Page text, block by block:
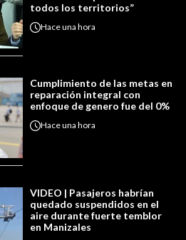
todos los territorios”
Haceuna hora
Cumplimiento de las metas en
reparación integral con
enfoque de genero fue del 0%
Haceuna hora
VIDEO | Pasajeros habrían
quedado suspendidos en el
aire durante fuerte temblor
en Manizales